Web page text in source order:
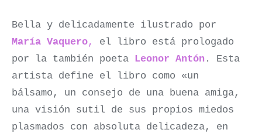
Bella y delicadamente ilustrado por
María Vaquero,
el libro está prologado
por la también poeta Leonor Antón . Esta
artista define el libro como «un
bálsamo, un consejo de una buena amiga,
una visión sutil de sus propios miedos
plasmados con absoluta delicadeza, en